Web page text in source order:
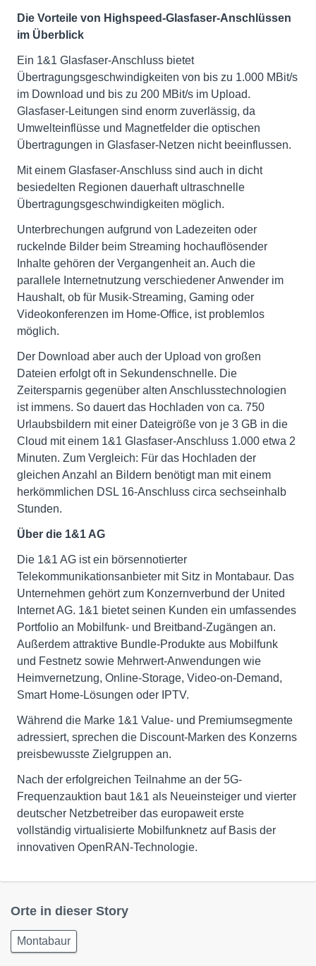
Die Vorteile von Highspeed-Glasfaser-Anschlüssen
im Überblick
Ein 1&1 Glasfaser-Anschluss bietet
Übertragungsgeschwindigkeiten von bis zu 1.000 MBit/s
im Download und bis zu 200 MBit/s im Upload.
Glasfaser-Leitungen sind enorm zuverlässig, da
Umwelteinflüsse und Magnetfelder die optischen
Übertragungen in Glasfaser-Netzen nicht beeinflussen.
Mit einem Glasfaser-Anschluss sind auch in dicht
besiedelten Regionen dauerhaft ultraschnelle
Übertragungsgeschwindigkeiten möglich.
Unterbrechungen aufgrund von Ladezeiten oder
ruckelnde Bilder beim Streaming hochauflösender
Inhalte gehören der Vergangenheit an. Auch die
parallele Internetnutzung verschiedener Anwender im
Haushalt, ob für Musik-Streaming, Gaming oder
Videokonferenzen im Home-Office, ist problemlos
möglich.
Der Download aber auch der Upload von großen
Dateien erfolgt oft in Sekundenschnelle. Die
Zeitersparnis gegenüber alten Anschlusstechnologien
ist immens. So dauert das Hochladen von ca. 750
Urlaubsbildern mit einer Dateigröße von je 3 GB in die
Cloud mit einem 1&1 Glasfaser-Anschluss 1.000 etwa 2
Minuten. Zum Vergleich: Für das Hochladen der
gleichen Anzahl an Bildern benötigt man mit einem
herkömmlichen DSL 16-Anschluss circa sechseinhalb
Stunden.
Über die 1&1 AG
Die 1&1 AG ist ein börsennotierter
Telekommunikationsanbieter mit Sitz in Montabaur. Das
Unternehmen gehört zum Konzernverbund der United
Internet AG. 1&1 bietet seinen Kunden ein umfassendes
Portfolio an Mobilfunk- und Breitband-Zugängen an.
Außerdem attraktive Bundle-Produkte aus Mobilfunk
und Festnetz sowie Mehrwert-Anwendungen wie
Heimvernetzung, Online-Storage, Video-on-Demand,
Smart Home-Lösungen oder IPTV.
Während die Marke 1&1 Value- und Premiumsegmente
adressiert, sprechen die Discount-Marken des Konzerns
preisbewusste Zielgruppen an.
Nach der erfolgreichen Teilnahme an der 5G-
Frequenzauktion baut 1&1 als Neueinsteiger und vierter
deutscher Netzbetreiber das europaweit erste
vollständig virtualisierte Mobilfunknetz auf Basis der
innovativen OpenRAN-Technologie.
Orte in dieser Story
Montabaur